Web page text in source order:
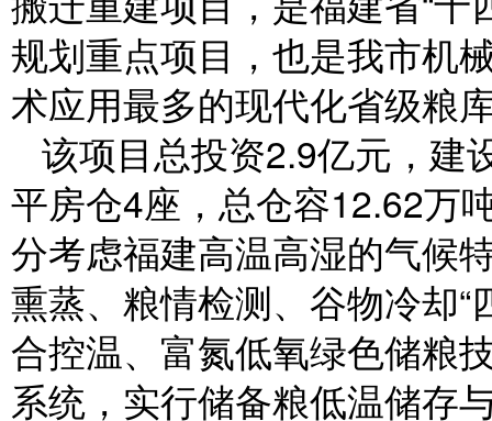
规划重点项目，也是我市机
术应用最多的现代化省级粮
该项目总投资2.9亿元，建
平房仓4座，总仓容12.62万
分考虑福建高温高湿的气候
熏蒸、粮情检测、谷物冷却
合控温、富氮低氧绿色储粮
系统，实行储备粮低温储存